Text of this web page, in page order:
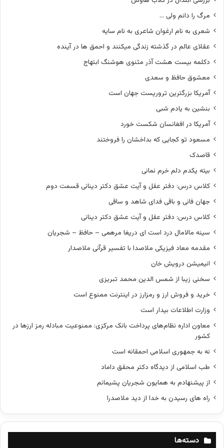
مرگ را دانم ولی …
شعری به نام ارغوان شاعری به نام سایه
عقلای عالم در گذشته زندگی میکنند و احمق ها در آینده
دکلمه بیست هشت آذر مثنوی هوشنگ ابتهاج
معشوق حافظ و سعدی
آمریکا بزرگترین تروریست جهان است
بنشین به یادم شبی
آمریکا در افغانسان شکست خورد
مسعود تو کجایی که بداخشان را فروختند
قاصدک
بیته یکدم دلم خرم نمانی
کلاس درس: دفتر عقل و آیت عشق دکتر دینانی قسمت دوم
جهان فانی و باقی فدای شاهد و ساقی
کلاس درس: دفتر عقل و آیت عشق دکتر دینانی
سینه مالامال درد است ای دریغا مرهمی – حافظ – شجریان
مقدمه معاد فیزیکی ملاصدا با تفسیر قرآنی ملاصدار
انیمیشن درویش خان
سخنی زیبا از شمس الدین محمد تبریزی
خرید و فروش ارز و رمزارز در اینترنت ممنوع است
وزارت اطلاعات بیدار است
معاون اداره نظام‌های پرداخت بانک مرکزی: ممنوعیت مبادله رمز ارزها در
کشور
نه به جمهوری اسلامی احمقانه است
طب اسلامی از دیدگاه دکتر محقق داماد
از پیشنهادم به همایون شجریان پشیمانم
راه های رسیدن به خدا از دید ملاصدرا
دسته‌ها